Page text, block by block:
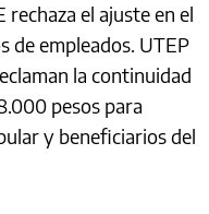
rechaza el ajuste en el
de empleados. UTEP
la continuidad
pesos para
y beneficiarios del